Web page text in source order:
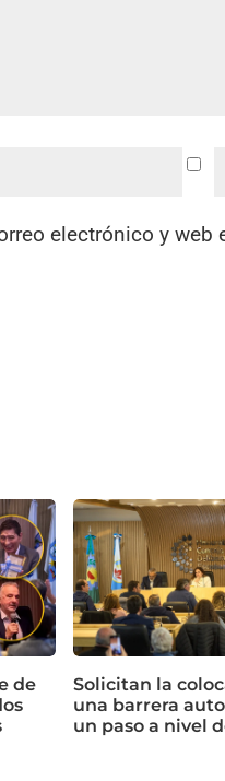
electrónico y web
de
Solicitan la
una barrera
un paso a nivel